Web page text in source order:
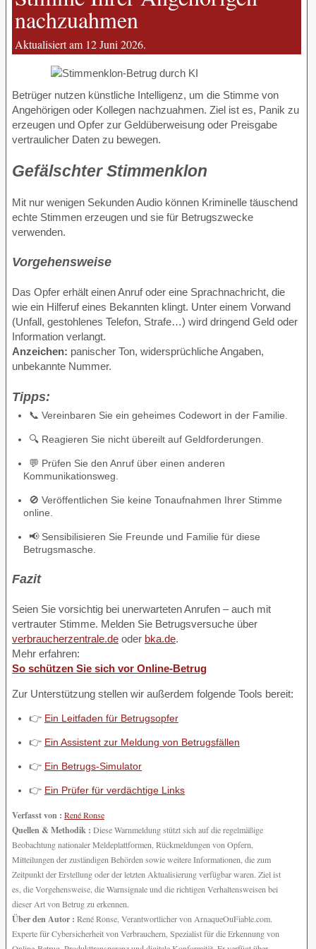
nachzuahmen
Aktualisiert am 12 Juni 2026.
Betrüger nutzen künstliche Intelligenz, um die Stimme von
Angehörigen oder Kollegen nachzuahmen. Ziel ist es, Panik zu
erzeugen und Opfer zur Geldüberweisung oder Preisgabe
vertraulicher Daten zu bewegen.
Gefälschter Stimmenklon
Mit nur wenigen Sekunden Audio können Kriminelle täuschend
echte Stimmen erzeugen und sie für Betrugszwecke
verwenden.
Vorgehensweise
Das Opfer erhält einen Anruf oder eine Sprachnachricht, die
wie ein Hilferuf eines Bekannten klingt. Unter einem Vorwand
(Unfall, gestohlenes Telefon, Strafe…) wird dringend Geld oder
Information verlangt.
Anzeichen: panischer Ton, widersprüchliche Angaben,
unbekannte Nummer.
Tipps:
📞 Vereinbaren Sie ein geheimes Codewort in der Familie.
🔍 Reagieren Sie nicht übereilt auf Geldforderungen.
💬 Prüfen Sie den Anruf über einen anderen
Kommunikationsweg.
🚫 Veröffentlichen Sie keine Tonaufnahmen Ihrer Stimme
online.
📢 Sensibilisieren Sie Freunde und Familie für diese
Betrugsmasche.
Fazit
Seien Sie vorsichtig bei unerwarteten Anrufen – auch mit
vertrauter Stimme. Melden Sie Betrugsversuche über
verbraucherzentrale.de oder bka.de.
Mehr erfahren:
So schützen Sie sich vor Online-Betrug
Zur Unterstützung stellen wir außerdem folgende Tools bereit:
👉 Ein Leitfaden für Betrugsopfer
👉 Ein Assistent zur Meldung von Betrugsfällen
👉 Ein Betrugs-Simulator
👉 Ein Prüfer für verdächtige Links
Verfasst von : René Ronse
Quellen & Methodik : Diese Warnmeldung stützt sich auf die regelmäßige
Beobachtung nationaler Meldeplattformen, Rückmeldungen von Opfern,
Mitteilungen der zuständigen Behörden sowie weitere Informationen, die zum
Zeitpunkt der Erstellung oder der letzten Aktualisierung verfügbar waren. Ziel ist
es, die Vorgehensweise, die Warnsignale und die richtigen Verhaltensweisen bei
dieser Art von Betrug zu erkennen.
Über den Autor : René Ronse, Verantwortlicher von ArnaqueOuFiable.com.
Experte für Cybersicherheit von Verbrauchern, Spezialist für die Erkennung von